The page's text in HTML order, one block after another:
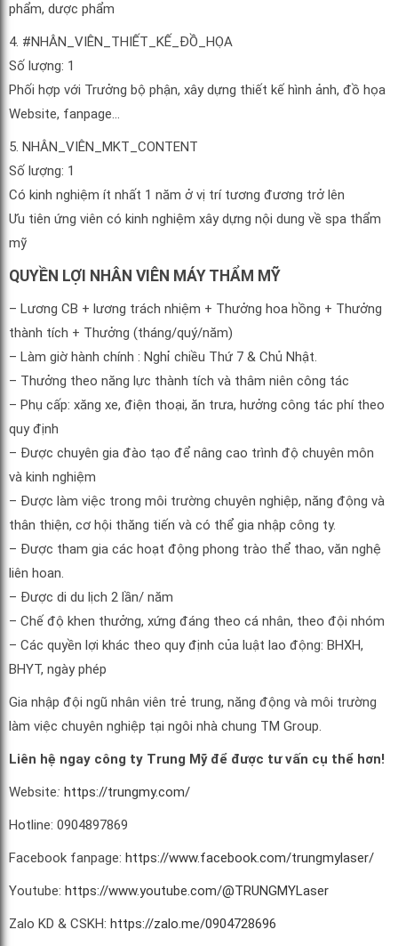
phẩm, dược phẩm
4. #NHÂN_VIÊN_THIẾT_KẾ_ĐỒ_HỌA
Số lượng: 1
Phối hợp với Trưởng bộ phận, xây dựng thiết kế hình ảnh, đồ họa
Website, fanpage…
5. NHÂN_VIÊN_MKT_CONTENT
Số lượng: 1
Có kinh nghiệm ít nhất 1 năm ở vị trí tương đương trở lên
Ưu tiên ứng viên có kinh nghiệm xây dựng nội dung về spa thẩm
mỹ
QUYỀN LỢI NHÂN VIÊN MÁY THẨM MỸ
– Lương CB + lương trách nhiệm + Thưởng hoa hồng + Thưởng
thành tích + Thưởng (tháng/quý/năm)
– Làm giờ hành chính : Nghỉ chiều Thứ 7 & Chủ Nhật.
– Thưởng theo năng lực thành tích và thâm niên công tác
– Phụ cấp: xăng xe, điện thoại, ăn trưa, hưởng công tác phí theo
quy định
– Được chuyên gia đào tạo để nâng cao trình độ chuyên môn
và kinh nghiệm
– Được làm việc trong môi trường chuyên nghiệp, năng động và
thân thiện, cơ hội thăng tiến và có thể gia nhập công ty.
– Được tham gia các hoạt động phong trào thể thao, văn nghệ
liên hoan.
– Được di du lịch 2 lần/ năm
– Chế độ khen thưởng, xứng đáng theo cá nhân, theo đội nhóm
– Các quyền lợi khác theo quy định của luật lao động: BHXH,
BHYT, ngày phép
Gia nhập đội ngũ nhân viên trẻ trung, năng động và môi trường
làm việc chuyên nghiệp tại ngôi nhà chung TM Group.
Liên hệ ngay công ty Trung Mỹ để được tư vấn cụ thể hơn!
Website: https://trungmy.com/
Hotline: 0904897869
Facebook fanpage: https://www.facebook.com/trungmylaser/
Youtube: https://www.youtube.com/@TRUNGMYLaser
Zalo KD & CSKH: https://zalo.me/0904728696